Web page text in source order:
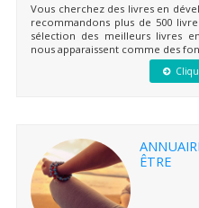
Vous cherchez des livres en
recommandons plus de 500
sélection des meilleurs livres
nous apparaissent comme des
ÊTRE